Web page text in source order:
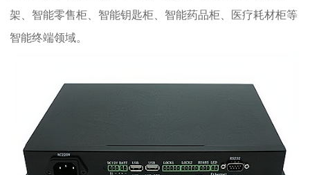
架、智能零售柜、智能钥匙柜、智能药品柜、医疗耗材柜等
智能终端领域。